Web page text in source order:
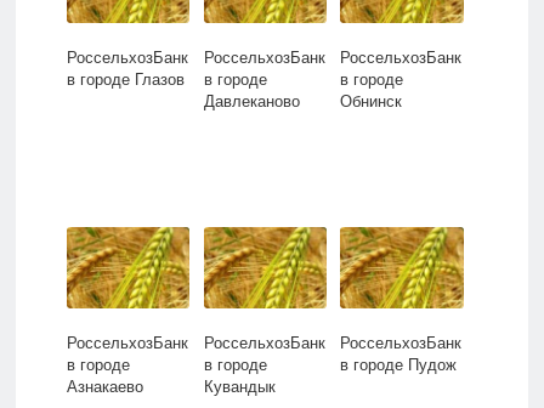
РоссельхозБанк
в городе Глазов
РоссельхозБанк
в городе
Давлеканово
РоссельхозБанк
в городе
Обнинск
РоссельхозБанк
в городе
Азнакаево
РоссельхозБанк
в городе
Кувандык
РоссельхозБанк
в городе Пудож